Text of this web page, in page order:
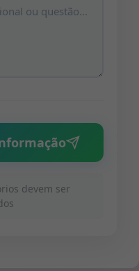
devem ser